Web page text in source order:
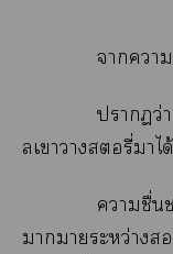
าา
าว่
ลเาาอรี่า
าชื่น
าาระหว่าง